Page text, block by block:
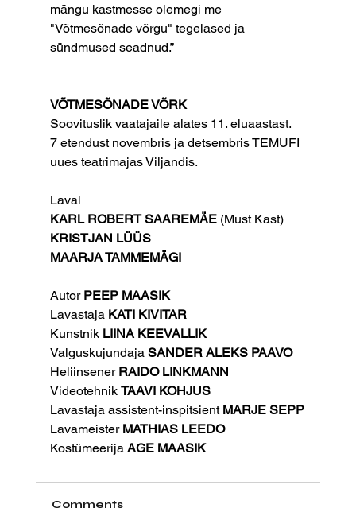
mängu kastmesse olemegi me
"Võtmesõnade võrgu" tegelased ja
sündmused seadnud.”
VÕTMESÕNADE VÕRK
Soovituslik vaatajaile alates 11. eluaastast.
7 etendust novembris ja detsembris TEMUFI
uues teatrimajas Viljandis.
Laval
KARL ROBERT SAAREMÄE (Must Kast)
KRISTJAN LÜÜS
MAARJA TAMMEMÄGI
Autor PEEP MAASIK
Lavastaja KATI KIVITAR
Kunstnik LIINA KEEVALLIK
Valguskujundaja SANDER ALEKS PAAVO
Heliinsener RAIDO LINKMANN
Videotehnik TAAVI KOHJUS
Lavastaja assistent-inspitsient MARJE SEPP
Lavameister MATHIAS LEEDO
Kostümeerija AGE MAASIK
Comments